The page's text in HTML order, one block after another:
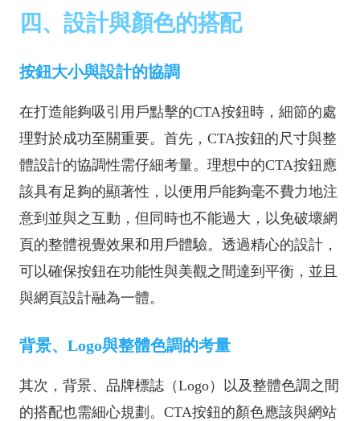
四、設計與顏色的搭配
按鈕大小與設計的協調
在打造能夠吸引用戶點擊的CTA按鈕時，細節的處
理對於成功至關重要。首先，CTA按鈕的尺寸與整
體設計的協調性需仔細考量。理想中的CTA按鈕應
該具有足夠的顯著性，以便用戶能夠毫不費力地注
意到並與之互動，但同時也不能過大，以免破壞網
頁的整體視覺效果和用戶體驗。透過精心的設計，
可以確保按鈕在功能性與美觀之間達到平衡，並且
與網頁設計融為一體。
背景、Logo與整體色調的考量
其次，背景、品牌標誌（Logo）以及整體色調之間
的搭配也需細心規劃。CTA按鈕的顏色應該與網站